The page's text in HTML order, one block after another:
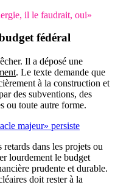
il le faudrait, oui»
fédéral
Il a déposé une
. Le texte demande que
à la construction et
des subventions, des
ou toute autre forme.
majeur» persiste
dans les projets ou
lourdement le budget
prudente et durable.
doit rester à la